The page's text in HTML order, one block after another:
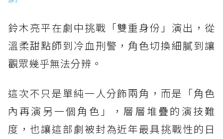
鈴木亮平在劇中挑戰「雙重身份」演出，從
溫柔甜點師到冷血刑警，角色切換細膩到讓
觀眾幾乎無法分辨。
這次不只是單純一人分飾兩角，而是「角色
內再演另一個角色」，層層堆疊的演技難
度，也讓這部劇被封為近年最具挑戰性的日